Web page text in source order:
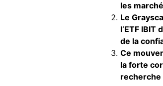
les
Le
l’ETF
de la
Ce
la forte
recherche